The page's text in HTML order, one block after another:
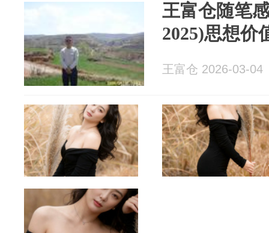
王富仓随笔
2025)思想价
王富仓 2026-03-04